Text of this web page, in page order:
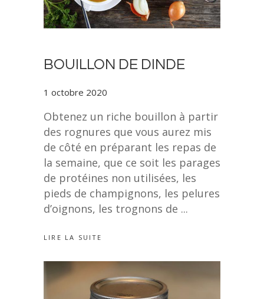
BOUILLON DE DINDE
1 octobre 2020
Obtenez un riche bouillon à partir
des rognures que vous aurez mis
de côté en préparant les repas de
la semaine, que ce soit les parages
de protéines non utilisées, les
pieds de champignons, les pelures
d’oignons, les trognons de
LIRE LA SUITE